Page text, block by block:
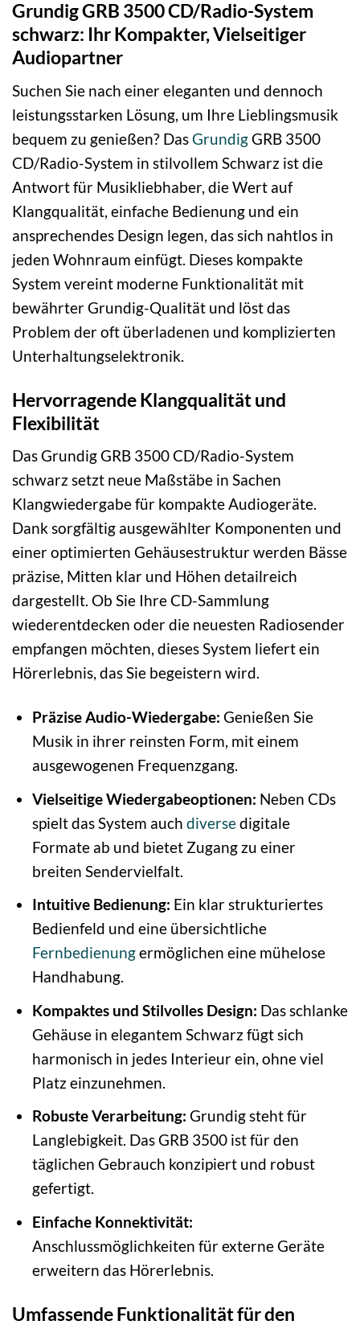
Grundig GRB 3500 CD/Radio-System
schwarz: Ihr Kompakter, Vielseitiger
Audiopartner
Suchen Sie nach einer eleganten und dennoch
leistungsstarken Lösung, um Ihre Lieblingsmusik
bequem zu genießen? DasGrundigGRB 3500
CD/Radio-System in stilvollem Schwarz ist die
Antwort für Musikliebhaber, die Wert auf
Klangqualität, einfache Bedienung und ein
ansprechendes Design legen, das sich nahtlos in
jeden Wohnraum einfügt. Dieses kompakte
System vereint moderne Funktionalität mit
bewährter Grundig-Qualität und löst das
Problem der oft überladenen und komplizierten
Unterhaltungselektronik.
Hervorragende Klangqualität und
Flexibilität
Das Grundig GRB 3500 CD/Radio-System
schwarz setzt neue Maßstäbe in Sachen
Klangwiedergabe für kompakte Audiogeräte.
Dank sorgfältig ausgewählter Komponenten und
einer optimierten Gehäusestruktur werden Bässe
präzise, Mitten klar und Höhen detailreich
dargestellt. Ob Sie Ihre CD-Sammlung
wiederentdecken oder die neuesten Radiosender
empfangen möchten, dieses System liefert ein
Hörerlebnis, das Sie begeistern wird.
Präzise Audio-Wiedergabe: Genießen Sie
Musik in ihrer reinsten Form, mit einem
ausgewogenen Frequenzgang.
Vielseitige Wiedergabeoptionen: Neben CDs
spielt das System auch diversedigitale
Formate ab und bietet Zugang zu einer
breiten Sendervielfalt.
Intuitive Bedienung: Ein klar strukturiertes
Bedienfeld und eine übersichtliche
Fernbedienungermöglichen eine mühelose
Handhabung.
Kompaktes und Stilvolles Design: Das schlanke
Gehäuse in elegantem Schwarz fügt sich
harmonisch in jedes Interieur ein, ohne viel
Platz einzunehmen.
Robuste Verarbeitung: Grundig steht für
Langlebigkeit. Das GRB 3500 ist für den
täglichen Gebrauch konzipiert und robust
gefertigt.
Einfache Konnektivität:
Anschlussmöglichkeiten für externe Geräte
erweitern das Hörerlebnis.
Umfassende Funktionalität für den